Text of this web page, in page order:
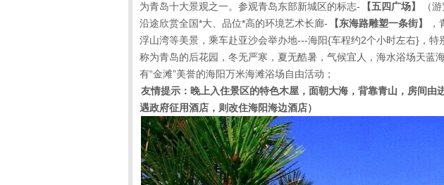
为青岛十大景观之一。参观青岛东部新城区的标志- 【五四广场】 （
沿途欣赏全国*大、品位*高的环境艺术长廊- 【东海路雕塑一条街】
浮山湾等美景，乘车赴亚沙会举办地---海阳{车程约2个小时左右} ，特
称为青岛的后花园，冬无严寒，夏无酷暑，气候宜人，海水浴场天蓝
有“金滩”美誉的海阳万米海滩浴场自由活动；
友情提示：晚上入住景区的特色木屋，面朝大海，背靠青山，房间
遇政府征用酒店，则改住海阳海边酒店）